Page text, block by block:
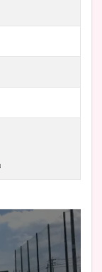
」